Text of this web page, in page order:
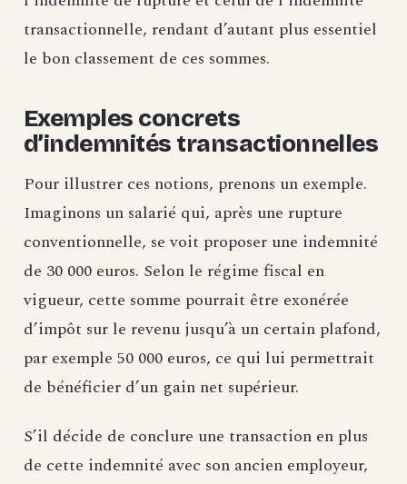
transactionnelle, rendant d’autant plus essentiel
le bon classement de ces sommes.
Exemples concrets
d’indemnités transactionnelles
Pour illustrer ces notions, prenons un exemple.
Imaginons un salarié qui, après une rupture
conventionnelle, se voit proposer une indemnité
de 30 000 euros. Selon le régime fiscal en
vigueur, cette somme pourrait être exonérée
d’impôt sur le revenu jusqu’à un certain plafond,
par exemple 50 000 euros, ce qui lui permettrait
de bénéficier d’un gain net supérieur.
S’il décide de conclure une transaction en plus
de cette indemnité avec son ancien employeur,